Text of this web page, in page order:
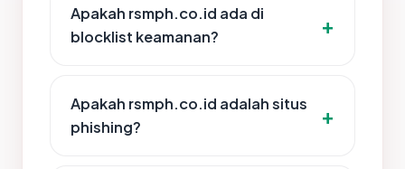
Apakah rsmph.co.id ada di
blocklist keamanan?
Apakah rsmph.co.id adalah situs
phishing?